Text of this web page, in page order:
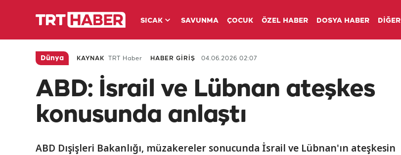
SICAK SAVUNMA ÇOCUK ÖZEL HABER DOSYA HABER DİĞER
Dünya KAYNAK TRT Haber HABER GİRİŞ 04.06.2026 02:07
ABD: İsrail ve Lübnan ateşkes
konusunda anlaştı
ABD Dışişleri Bakanlığı, müzakereler sonucunda İsrail ve Lübnan'ın ateşkesin